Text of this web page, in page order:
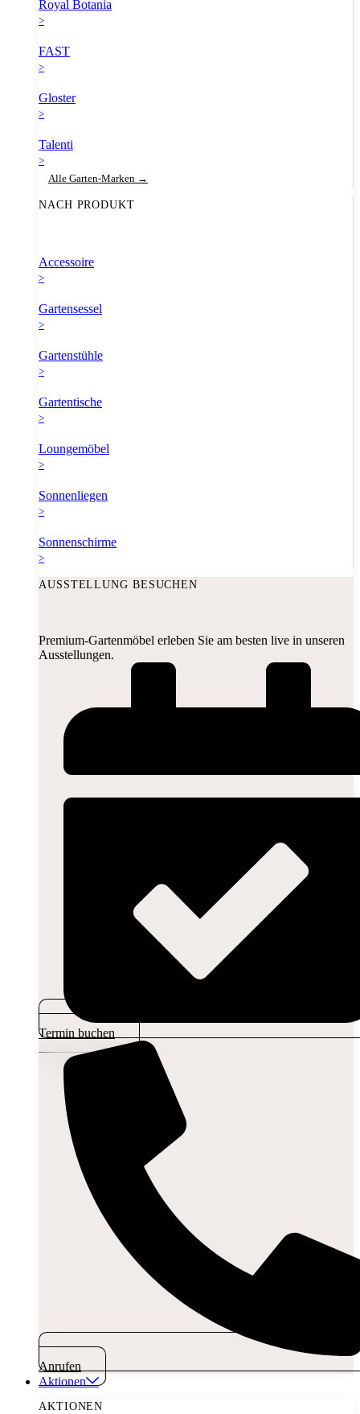
Royal Botania
>
FAST
>
Gloster
>
Talenti
>
Alle Garten-Marken →
NACH PRODUKT
Accessoire
>
Gartensessel
>
Gartenstühle
>
Gartentische
>
Loungemöbel
>
Sonnenliegen
>
Sonnenschirme
>
AUSSTELLUNG BESUCHEN
Premium-Gartenmöbel erleben Sie am besten live in unseren
Ausstellungen.
Termin buchen
Anrufen
Aktionen
AKTIONEN